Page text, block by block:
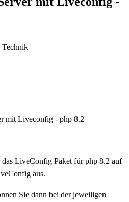
Technik
mit Liveconfig - php 8.2
LiveConfig Paket für php 8.2 auf
aus.
Sie dann bei der jeweiligen